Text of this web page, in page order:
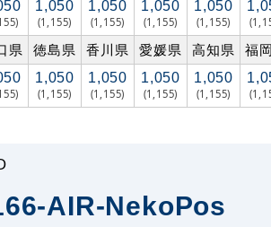
1,050
(1,155)
1,050
(1,155)
1,050
(1,155)
1,050
(1,155)
県 徳島県 香川県 愛媛県 高知県 福
1,050
(1,155)
1,050
(1,155)
1,050
(1,155)
1,050
(1,155)
AIR-NekoPos